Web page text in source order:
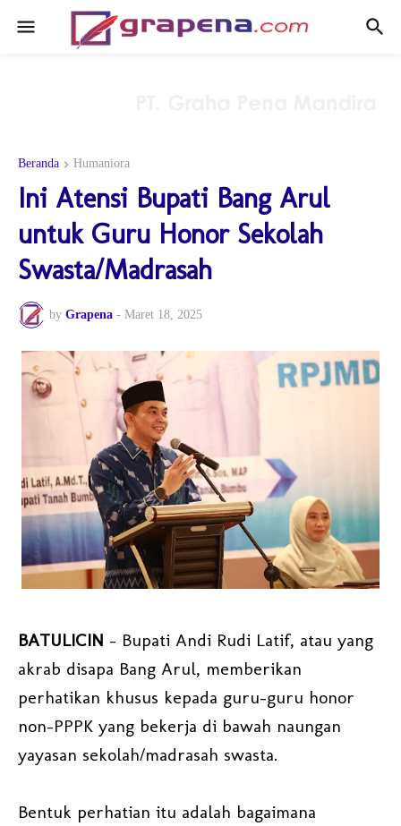
Beranda Humaniora
Ini Atensi Bupati Bang Arul
untuk Guru Honor Sekolah
Swasta/Madrasah
by Grapena - Maret 18, 2025
BATULICIN - Bupati Andi Rudi Latif, atau yang
akrab disapa Bang Arul, memberikan
perhatikan khusus kepada guru-guru honor
non-PPPK yang bekerja di bawah naungan
yayasan sekolah/madrasah swasta.
Bentuk perhatian itu adalah bagaimana